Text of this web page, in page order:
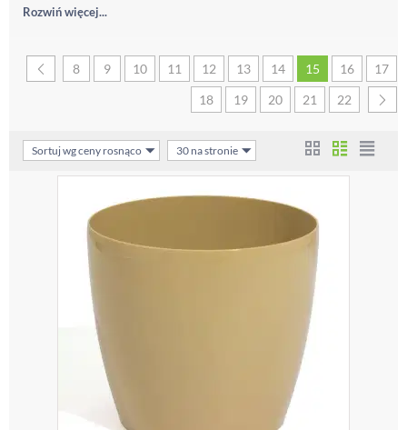
Rozwiń więcej...
8 9 10 11 12 13 14 15 16
17
18
19 20 21 22
Sortuj wg ceny rosnąco 30 na stronie